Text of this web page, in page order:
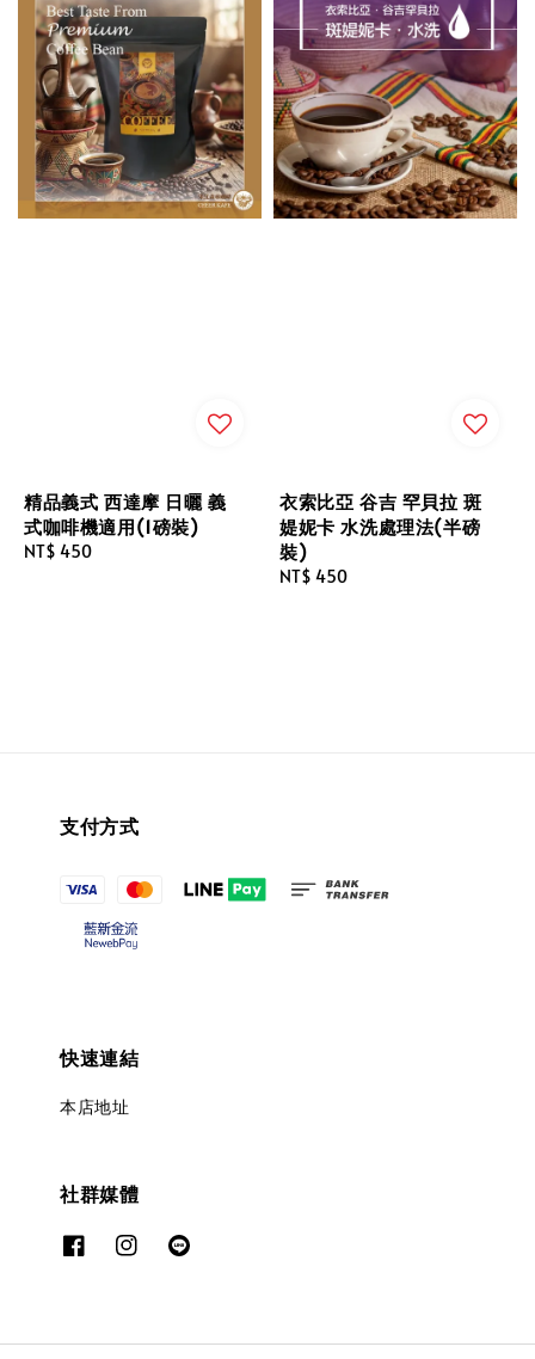
精品義式 西達摩 日曬 義
式咖啡機適用(1磅裝)
Regular
NT$ 450
衣索比亞 谷吉 罕貝拉 斑
媞妮卡 水洗處理法(半磅
裝)
Regular
NT$ 450
支付方式
快速連結
本店地址
社群媒體